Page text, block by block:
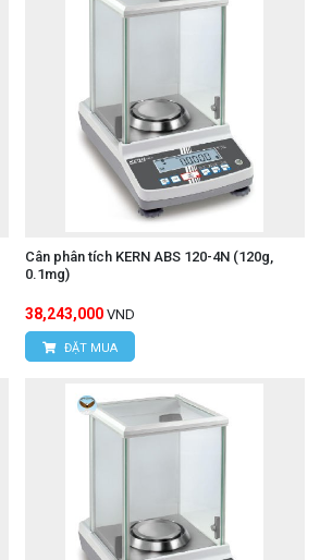
Cân phân tích KERN ABS 120-4N (120g,
0.1mg)
38,243,000 VND
ĐẶT MUA